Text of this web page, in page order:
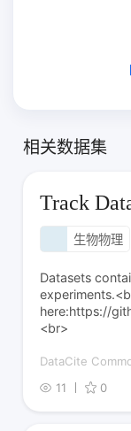
相关数据集
Track
生物物理
Datasets
here:https://
<br>
DataCite
11
0